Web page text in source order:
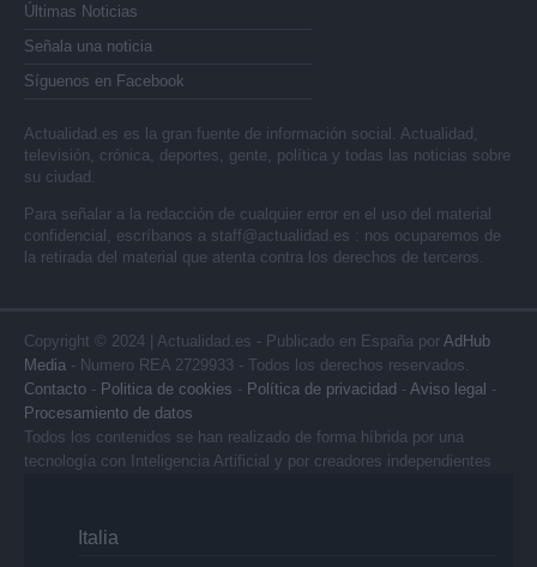
Últimas Noticias
Señala una noticia
Síguenos en Facebook
Actualidad.es es la gran fuente de información social. Actualidad,
televisión, crónica, deportes, gente, política y todas las noticias sobre
su ciudad.
Para señalar a la redacción de cualquier error en el uso del material
confidencial, escríbanos a staff@actualidad.es : nos ocuparemos de
la retirada del material que atenta contra los derechos de terceros.
Copyright © 2024 | Actualidad.es - Publicado en España por AdHub
Media - Numero REA 2729933 - Todos los derechos reservados.
Contacto - Politica de cookies - Política de privacidad - Aviso legal -
Procesamiento de datos
Todos los contenidos se han realizado de forma híbrida por una
tecnología con Inteligencia Artificial y por creadores independientes
Italia